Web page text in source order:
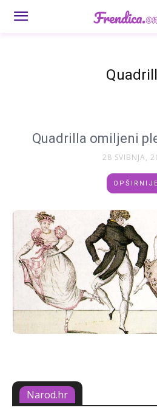
Quadrilla omiljeni
28 SVIBNJA,
OPŠIRNIJE
Narod.hr